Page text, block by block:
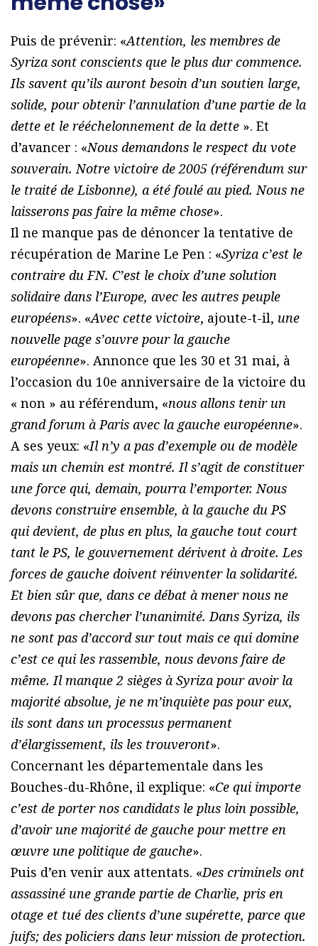
Puis de prévenir: «Attention, les membres de
Syriza sont conscients que le plus dur commence.
Ils savent qu’ils auront besoin d’un soutien large,
solide, pour obtenir l’annulation d’une partie de la
dette et le rééchelonnement de la dette ». Et
d’avancer : «Nous demandons le respect du vote
souverain. Notre victoire de 2005 (référendum sur
le traité de Lisbonne), a été foulé au pied. Nous ne
laisserons pas faire la même chose».
Il ne manque pas de dénoncer la tentative de
récupération de Marine Le Pen : «Syriza c’est le
contraire du FN. C’est le choix d’une solution
solidaire dans l’Europe, avec les autres peuple
européens». «Avec cette victoire, ajoute-t-il, une
nouvelle page s’ouvre pour la gauche
européenne». Annonce que les 30 et 31 mai, à
l’occasion du 10e anniversaire de la victoire du
« non » au référendum, «nous allons tenir un
grand forum à Paris avec la gauche européenne».
A ses yeux: «Il n’y a pas d’exemple ou de modèle
mais un chemin est montré. Il s’agit de constituer
une force qui, demain, pourra l’emporter. Nous
devons construire ensemble, à la gauche du PS
qui devient, de plus en plus, la gauche tout court
tant le PS, le gouvernement dérivent à droite. Les
forces de gauche doivent réinventer la solidarité.
Et bien sûr que, dans ce débat à mener nous ne
devons pas chercher l’unanimité. Dans Syriza, ils
ne sont pas d’accord sur tout mais ce qui domine
c’est ce qui les rassemble, nous devons faire de
même. Il manque 2 sièges à Syriza pour avoir la
majorité absolue, je ne m’inquiète pas pour eux,
ils sont dans un processus permanent
d’élargissement, ils les trouveront».
Concernant les départementale dans les
Bouches-du-Rhône, il explique: «Ce qui importe
c’est de porter nos candidats le plus loin possible,
d’avoir une majorité de gauche pour mettre en
œuvre une politique de gauche».
Puis d’en venir aux attentats. «Des criminels ont
assassiné une grande partie de Charlie, pris en
otage et tué des clients d’une supérette, parce que
juifs; des policiers dans leur mission de protection.